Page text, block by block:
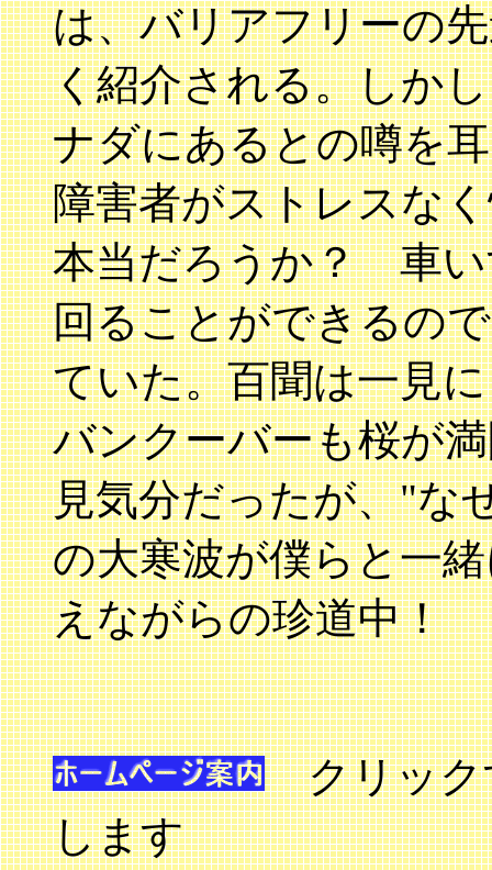
は、バリアフリーの
く紹介される。しか
ナダにあるとの噂を
障害者がストレスな
本当だろうか？ 車い
回ることができるの
ていた。百聞は一見
バンクーバーも桜が
見気分だったが、"な
の大寒波が僕らと一
えながらの珍道中！
クリック
します